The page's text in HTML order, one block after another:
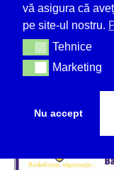
vă asigura că
pe site-ul nostru.
TehniceTehnice
MarketingMarketing
Nu accept